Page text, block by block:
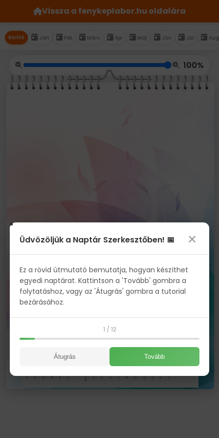
Vissza a fenykeplabor.hu oldalára
Borító Jan Feb Márc Ápr Máj Jún Júl Aug
100%
Üdvözöljük a Naptár Szerkesztőben! 📅 ✕
Ez a rövid útmutató bemutatja, hogyan készíthet
egyedi naptárat. Kattintson a 'Tovább' gombra a
folytatáshoz, vagy az 'Átugrás' gombra a tutorial
bezárásához.
1 / 12
Átugrás Tovább